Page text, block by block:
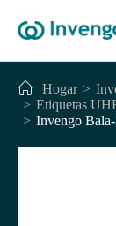
Hogar
Etiquetas
Invengo